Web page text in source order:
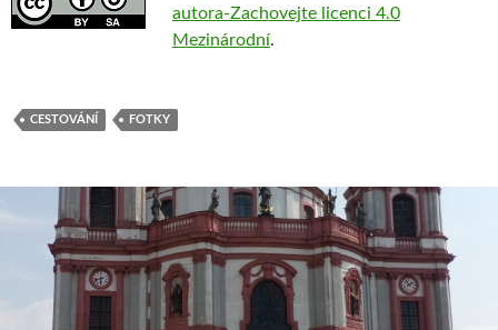
autora-Zachovejte licenci 4.0
Mezinárodní.
CESTOVÁNÍ FOTKY